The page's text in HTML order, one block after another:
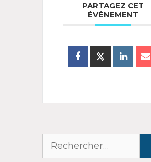
PARTAGEZ CET
ÉVÉNEMENT
Rechercher :